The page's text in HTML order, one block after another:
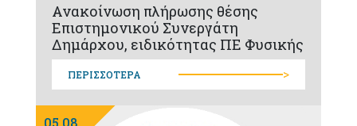
Ανακοίνωση πλήρωσης θέσης
Επιστημονικού Συνεργάτη
Δημάρχου, ειδικότητας ΠΕ Φυσικής
ΠΕΡΙΣΣΟΤΕΡΑ >
05.08.